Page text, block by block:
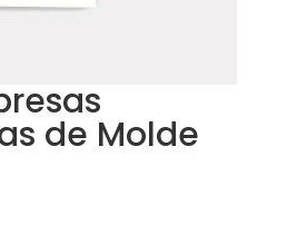
de Molde